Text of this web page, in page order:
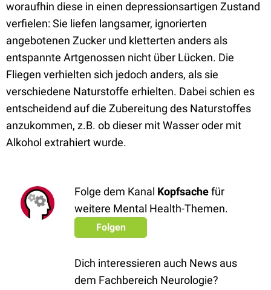
woraufhin diese in einen depressionsartigen Zustand
verfielen: Sie liefen langsamer, ignorierten
angebotenen Zucker und kletterten anders als
entspannte Artgenossen nicht über Lücken. Die
Fliegen verhielten sich jedoch anders, als sie
verschiedene Naturstoffe erhielten. Dabei schien es
entscheidend auf die Zubereitung des Naturstoffes
anzukommen, z.B. ob dieser mit Wasser oder mit
Alkohol extrahiert wurde.
Folge dem Kanal Kopfsachefür
weitere Mental Health-Themen.
Folgen
Dich interessieren auch News aus
dem Fachbereich Neurologie?